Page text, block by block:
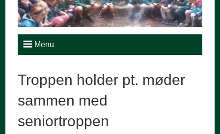
Menu
Troppen holder pt. møder
sammen med
seniortroppen